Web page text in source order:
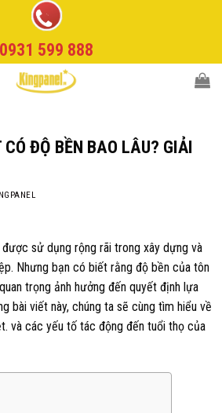
0931 599 888
ĐỘ BỀN BAO LÂU? GIẢI
sử dụng rộng rãi trong xây dựng và
Nhưng bạn có biết rằng độ bền của tôn
trọng ảnh hưởng đến quyết định lựa
bài viết này, chúng ta sẽ cùng tìm hiểu về
và các yếu tố tác động đến tuổi thọ của